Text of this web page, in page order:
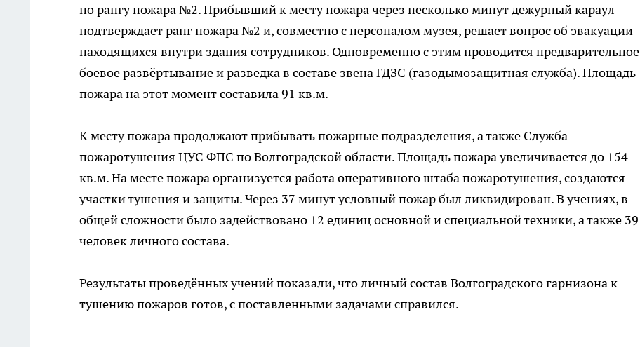
по рангу пожара №2. Прибывший к месту пожара через несколько минут дежурный караул
подтверждает ранг пожара №2 и, совместно с персоналом музея, решает вопрос об эвакуации
находящихся внутри здания сотрудников. Одновременно с этим проводится предварительное
боевое развёртывание и разведка в составе звена ГДЗС (газодымозащитная служба). Площадь
пожара на этот момент составила 91 кв.м.
К месту пожара продолжают прибывать пожарные подразделения, а также Служба
пожаротушения ЦУС ФПС по Волгоградской области. Площадь пожара увеличивается до 154
кв.м. На месте пожара организуется работа оперативного штаба пожаротушения, создаются
участки тушения и защиты. Через 37 минут условный пожар был ликвидирован. В учениях, в
общей сложности было задействовано 12 единиц основной и специальной техники, а также 39
человек личного состава.
Результаты проведённых учений показали, что личный состав Волгоградского гарнизона к
тушению пожаров готов, с поставленными задачами справился.